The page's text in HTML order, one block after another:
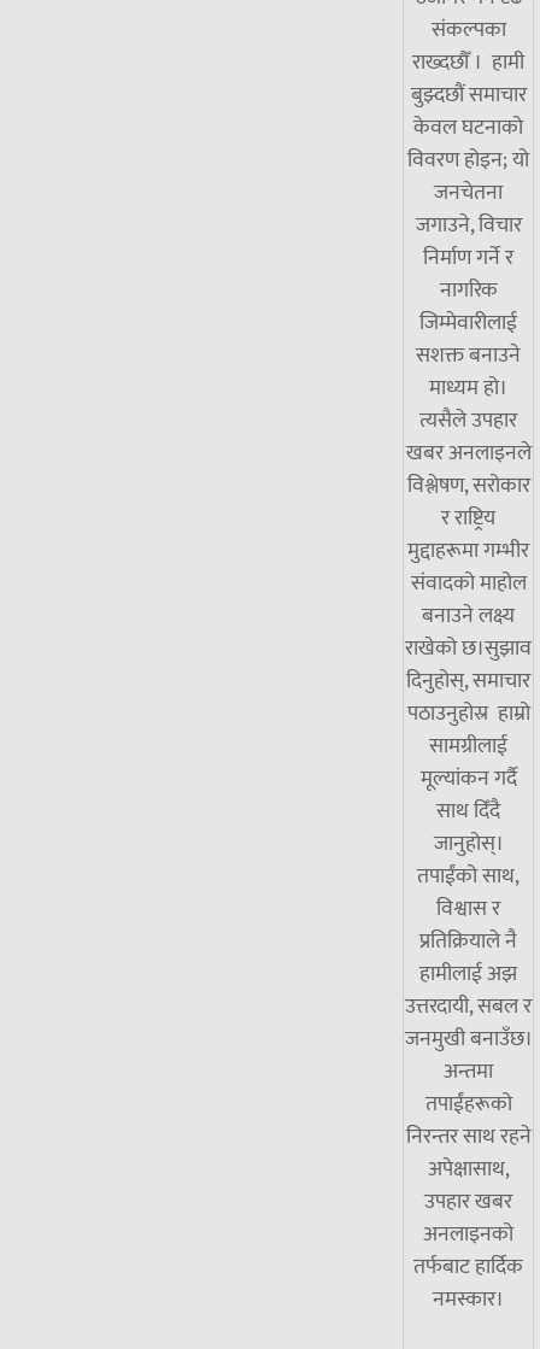
संकल्पका
राख्दछौँ । हामी
बुझ्दछौं समाचार
केवल घटनाको
विवरण होइन; यो
जनचेतना
जगाउने, विचार
निर्माण गर्ने र
नागरिक
जिम्मेवारीलाई
सशक्त बनाउने
माध्यम हो।
त्यसैले उपहार
खबर अनलाइनले
विश्लेषण, सरोकार
र राष्ट्रिय
मुद्दाहरूमा गम्भीर
संवादको माहोल
बनाउने लक्ष्य
राखेको छ।सुझाव
दिनुहोस्, समाचार
पठाउनुहोस्र हाम्रो
सामग्रीलाई
मूल्यांकन गर्दै
साथ दिँदै
जानुहोस्।
तपाईंको साथ,
विश्वास र
प्रतिक्रियाले नै
हामीलाई अझ
उत्तरदायी, सबल र
जनमुखी बनाउँछ।
अन्तमा
तपाईंहरूको
निरन्तर साथ रहने
अपेक्षासाथ,
उपहार खबर
अनलाइनको
तर्फबाट हार्दिक
नमस्कार।